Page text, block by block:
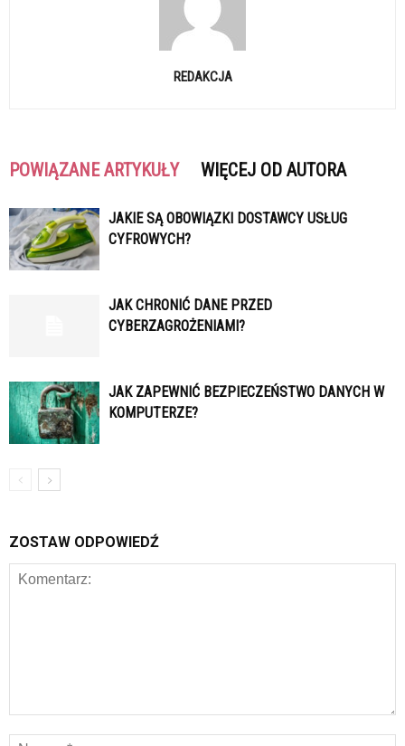
REDAKCJA
POWIĄZANE ARTYKUŁY WIĘCEJ OD AUTORA
JAKIE SĄ OBOWIĄZKI DOSTAWCY USŁUG
CYFROWYCH?
JAK CHRONIĆ DANE PRZED
CYBERZAGROŻENIAMI?
JAK ZAPEWNIĆ BEZPIECZEŃSTWO DANYCH W
KOMPUTERZE?
ZOSTAW ODPOWIEDŹ